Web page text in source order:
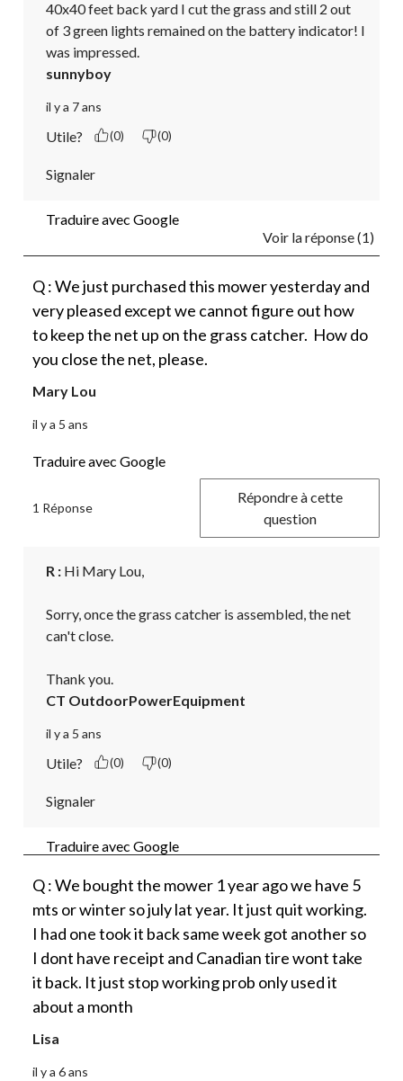
40x40 feet back yard I cut the grass and still 2 out
of 3 green lights remained on the battery indicator! I
was impressed.
sunnyboy
il y a 7 ans
Utile? (0) (0)
Signaler
Traduire avec Google
Voir la réponse (1)
Q : We just purchased this mower yesterday and
very pleased except we cannot figure out how
to keep the net up on the grass catcher. How do
you close the net, please.
Mary Lou
il y a 5 ans
Traduire avec Google
1 Réponse
Répondre à cette
question
R : Hi Mary Lou,
Sorry, once the grass catcher is assembled, the net
can't close.
Thank you.
CT OutdoorPowerEquipment
il y a 5 ans
Utile? (0) (0)
Signaler
Traduire avec Google
Q : We bought the mower 1 year ago we have 5
mts or winter so july lat year. It just quit working.
I had one took it back same week got another so
I dont have receipt and Canadian tire wont take
it back. It just stop working prob only used it
about a month
Lisa
il y a 6 ans